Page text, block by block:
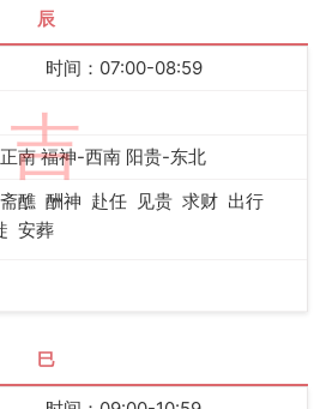
辰
吉
时间：07:00-08:59
南 福神-西南 阳贵-东北
斋醮 酬神 赴任 见贵 求财 出行
安葬
巳